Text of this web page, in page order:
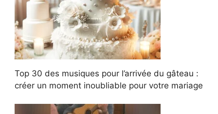
Top 30 des musiques pour l’arrivée du gâteau :
créer un moment inoubliable pour votre mariage